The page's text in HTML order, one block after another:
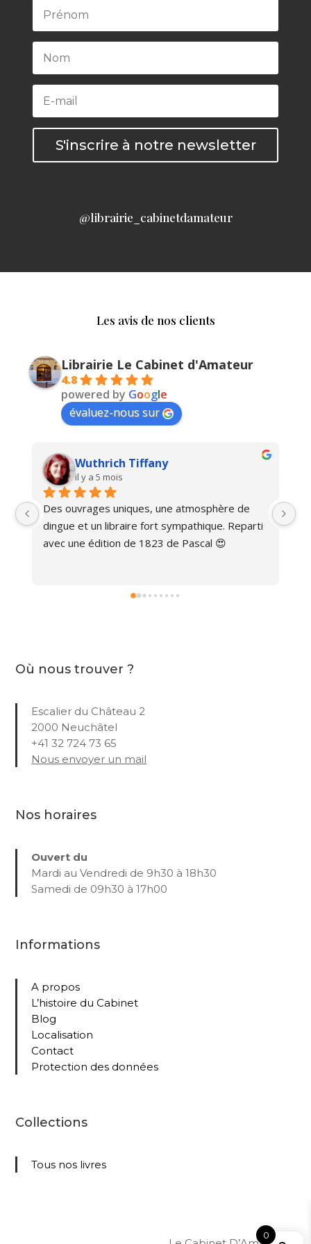
S'inscrire à notre newsletter
@librairie_cabinetdamateur
Les avis de nos clients
Librairie Le Cabinet d'Amateur
4.8
powered by Google
évaluez-nous sur
Wuthrich Tiffany
il y a 5 mois
Des ouvrages uniques, une atmosphère de
dingue et un libraire fort sympathique. Reparti
avec une édition de 1823 de Pascal 😍
Où nous trouver ?
Escalier du Château 2
2000 Neuchâtel
+41 32 724 73 65
Nous envoyer un mail
Nos horaires
Ouvert du
Mardi au Vendredi de 9h30 à 18h30
Samedi de 09h30 à 17h00
Informations
A propos
L’histoire du Cabinet
Blog
Localisation
Contact
Protection des données
Collections
Tous nos livres
0